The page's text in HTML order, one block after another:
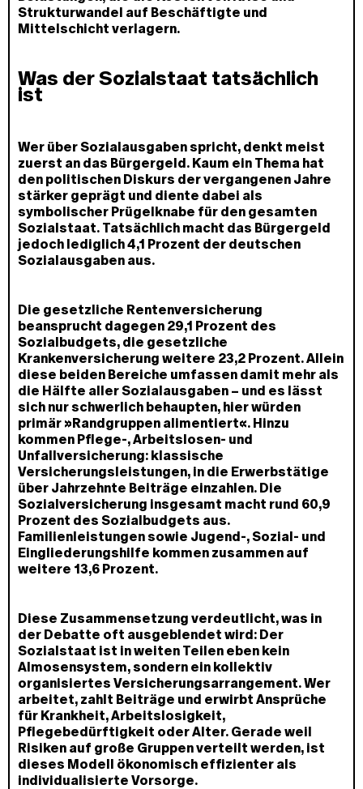
Strukturwandel auf Beschäftigte und
Mittelschicht verlagern.
Was der Sozialstaat tatsächlich
ist
Wer über Sozialausgaben spricht, denkt meist
zuerst an das Bürgergeld. Kaum ein Thema hat
den politischen Diskurs der vergangenen Jahre
stärker geprägt und diente dabei als
symbolischer Prügelknabe für den gesamten
Sozialstaat. Tatsächlich macht das Bürgergeld
jedoch lediglich 4,1 Prozent der deutschen
Sozialausgaben aus.
Die gesetzliche Rentenversicherung
beansprucht dagegen 29,1 Prozent des
Sozialbudgets, die gesetzliche
Krankenversicherung weitere 23,2 Prozent. Allein
diese beiden Bereiche umfassen damit mehr als
die Hälfte aller Sozialausgaben – und es lässt
sich nur schwerlich behaupten, hier würden
primär »Randgruppen alimentiert«. Hinzu
kommen Pflege-, Arbeitslosen- und
Unfallversicherung: klassische
Versicherungsleistungen, in die Erwerbstätige
über Jahrzehnte Beiträge einzahlen. Die
Sozialversicherung insgesamt macht rund 60,9
Prozent des Sozialbudgets aus.
Familienleistungen sowie Jugend-, Sozial- und
Eingliederungshilfe kommen zusammen auf
weitere 13,6 Prozent.
Diese Zusammensetzung verdeutlicht, was in
der Debatte oft ausgeblendet wird: Der
Sozialstaat ist in weiten Teilen eben kein
Almosensystem, sondern ein kollektiv
organisiertes Versicherungsarrangement. Wer
arbeitet, zahlt Beiträge und erwirbt Ansprüche
für Krankheit, Arbeitslosigkeit,
Pflegebedürftigkeit oder Alter. Gerade weil
Risiken auf große Gruppen verteilt werden, ist
dieses Modell ökonomisch effizienter als
individualisierte Vorsorge.